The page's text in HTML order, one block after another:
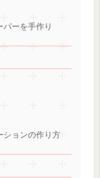
ーを手作り
ションの作り方